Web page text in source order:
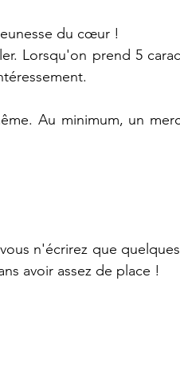
du cœur !
Lorsqu'on prend 5
Au minimum, un
n'écrirez que
avoir assez de place !